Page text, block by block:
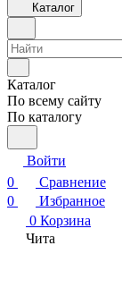
Каталог
Каталог
По всему сайту
По каталогу
Войти
0
Сравнение
0
Избранное
0 Корзина
Чита